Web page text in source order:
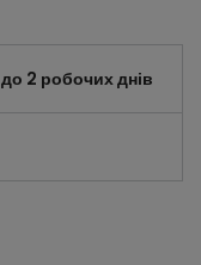
до 2 робочих днів